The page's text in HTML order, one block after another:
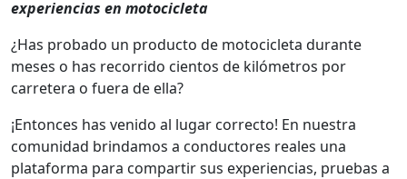
experiencias en motocicleta
¿Has probado un producto de motocicleta durante
meses o has recorrido cientos de kilómetros por
carretera o fuera de ella?
¡Entonces has venido al lugar correcto! En nuestra
comunidad brindamos a conductores reales una
plataforma para compartir sus experiencias, pruebas a